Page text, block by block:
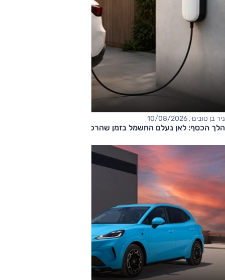
ניר בן טובים , 10/08/2026
הלך הכסף: לאן נעלם החשמל בזמן שהרכב מחובר לשקע?